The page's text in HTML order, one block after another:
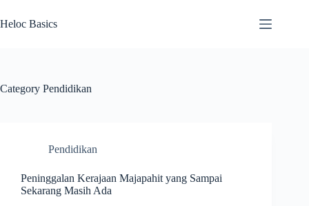
to
content
Heloc Basics
Category Pendidikan
Pendidikan
Peninggalan Kerajaan Majapahit yang Sampai
Sekarang Masih Ada